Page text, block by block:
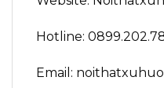
Hotline:
Email: